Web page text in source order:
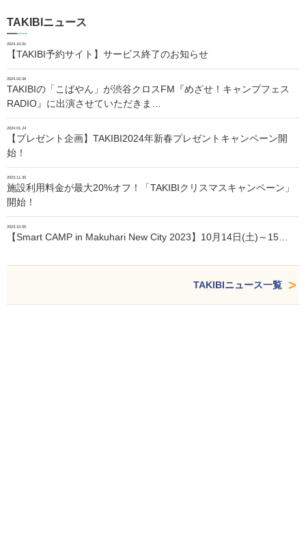
TAKIBIニュース
2024.10.01
【TAKIBI予約サイト】サービス終了のお知らせ
2024.02.06
TAKIBIの「こばやん」が渋谷クロスFM『めざせ！キャンプフェス
RADIO』に出演させていただきま…
2024.01.24
【プレゼント企画】TAKIBI2024年新春プレゼントキャンペーン開
始！
2023.11.30
施設利用料金が最大20%オフ！「TAKIBIクリスマスキャンペーン」
開始！
2023.10.05
【Smart CAMP in Makuhari New City 2023】10月14日(土)～15…
TAKIBIニュース一覧